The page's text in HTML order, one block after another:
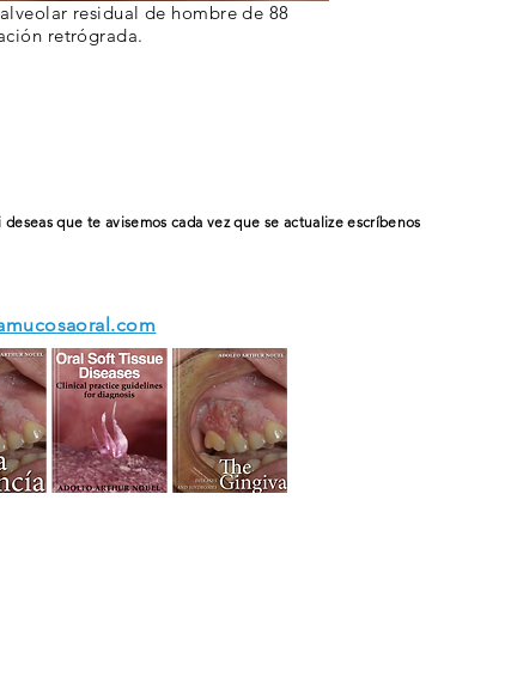
residual de hombre de 88
retrógrada.
que te avisemos cada vez que se actualizeescríbenos